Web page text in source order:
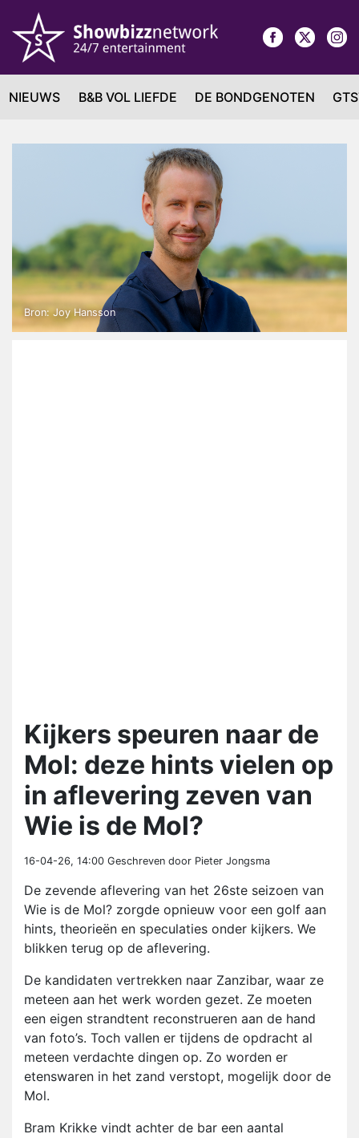
NIEUWS B&B VOL LIEFDE DE BONDGENOTEN
Bron: Joy Hansson
Kijkers speuren naar de
Mol: deze hints vielen op
in aflevering zeven van
Wie is de Mol?
16-04-26, 14:00 Geschreven door Pieter Jongsma
De zevende aflevering van het 26ste seizoen van
Wie is de Mol? zorgde opnieuw voor een golf aan
hints, theorieën en speculaties onder kijkers. We
blikken terug op de aflevering.
De kandidaten vertrekken naar Zanzibar, waar ze
meteen aan het werk worden gezet. Ze moeten
een eigen strandtent reconstrueren aan de hand
van foto’s. Toch vallen er tijdens de opdracht al
meteen verdachte dingen op. Zo worden er
etenswaren in het zand verstopt, mogelijk door de
Mol.
Bram Krikke vindt achter de bar een aantal